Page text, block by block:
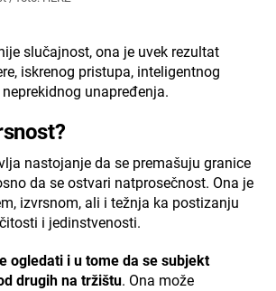
slučajnost, ona je uvek rezultat
iskrenog pristupa, inteligentnog
unapređenja.
nastojanje da se premašuju granice
da se ostvari natprosečnost. Ona je
izvrsnom, ali i težnja ka postizanju
i jedinstvenosti.
ogledati i u tome da se subjekt
drugih na tržištu. Ona može